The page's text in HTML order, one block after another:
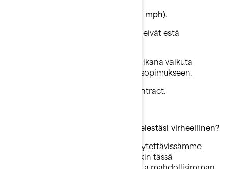
Älä ylitä nopeutta 88 km/h (55 mph).
Jälkimarkkinoilla tehdyt muutokset eivät estä
Nämä muutokset eivät korjauksen aikana vaikuta
olemassa olevaan takuu- tai huoltosopimukseen.
any existing warranty or service contract.
Mitä tehdä, jos tämä tiedote on mielestäsi virheellinen?
Ilmoitus on postitettu uusimpien käytettävissämme
olleiden tietojen perusteella. Jos jokin tässä